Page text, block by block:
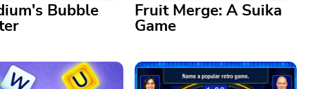
Bubble
Bubble Shooter
Fruit Merge: A Suika
Game
¿Rápido o lento, qué tan